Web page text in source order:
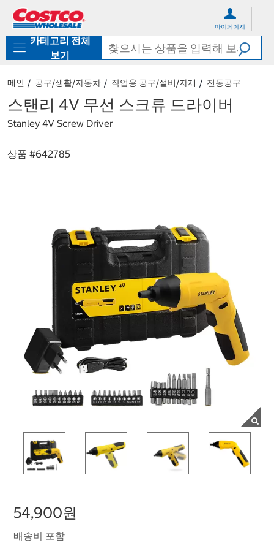
로
기
가
마이페이지
카테고리 전체
보기
메인 공구/생활/자동차 작업용 공구/설비/자재 전동공구
스탠리 4V 무선 스크류 드라이버
Stanley 4V Screw Driver
상품 #642785
54,900원
배송비 포함